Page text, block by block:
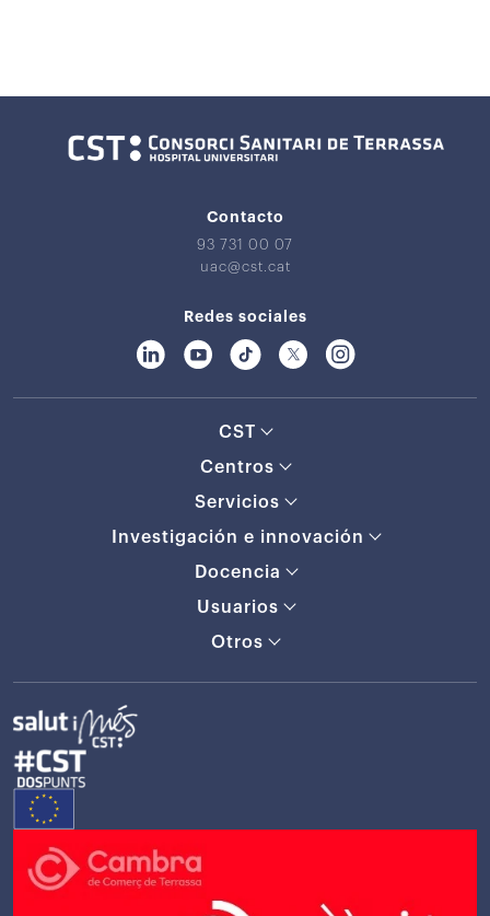
Contacto
93 731 00 07
uac@cst.cat
Redes sociales
CST
Centros
Servicios
Investigación e innovación
Docencia
Usuarios
Otros